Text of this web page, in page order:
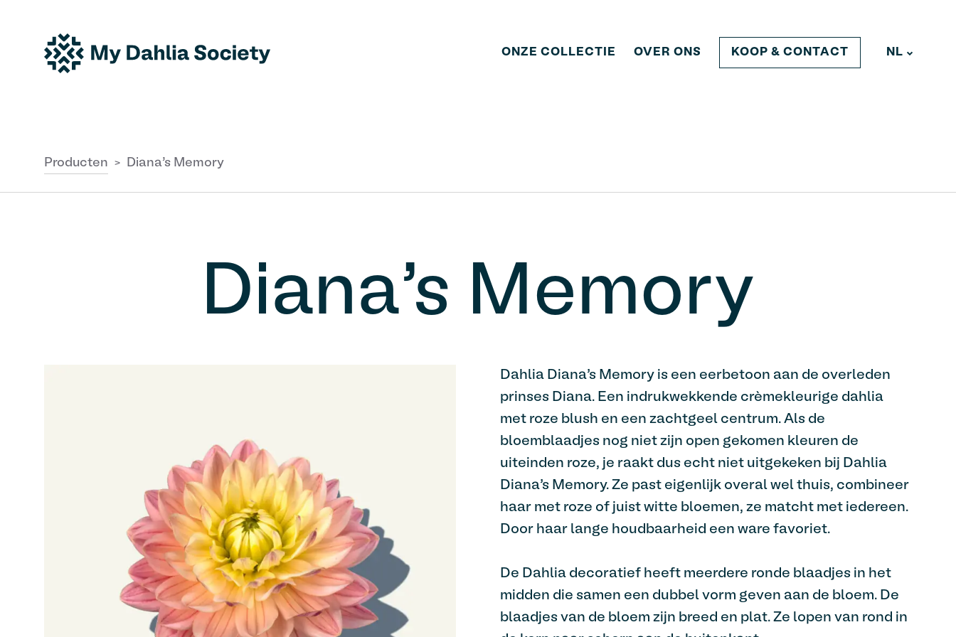
ONZE COLLECTIE OVER ONS KOOP & CONTACT
NL
Producten > Diana’s Memory
Diana’s Memory
Dahlia Diana’s Memory is een eerbetoon aan de overleden
prinses Diana. Een indrukwekkende crèmekleurige dahlia
met roze blush en een zachtgeel centrum. Als de
bloemblaadjes nog niet zijn open gekomen kleuren de
uiteinden roze, je raakt dus echt niet uitgekeken bij Dahlia
Diana’s Memory. Ze past eigenlijk overal wel thuis, combineer
haar met roze of juist witte bloemen, ze matcht met iedereen.
Door haar lange houdbaarheid een ware favoriet.
De Dahlia decoratief heeft meerdere ronde blaadjes in het
midden die samen een dubbel vorm geven aan de bloem. De
blaadjes van de bloem zijn breed en plat. Ze lopen van rond in